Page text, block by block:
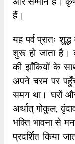
हैं।
यह पर्व प्रातः
शुरू हो जाता है।
की झाँकियों के
अपने चरम पर
समय था। घरों
अर्थात् गोकुल,
भक्ति भावना से
प्रदर्शित किया